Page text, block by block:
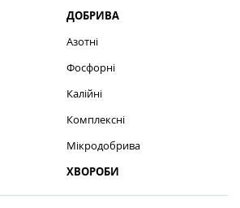
ДОБРИВА
Азотні
Фосфорні
Калійні
Комплексні
Мікродобрива
ХВОРОБИ